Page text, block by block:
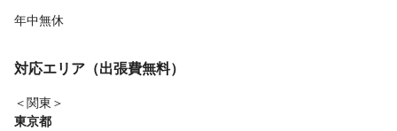
年中無休
対応エリア（出張費無料）
＜関東＞
東京都